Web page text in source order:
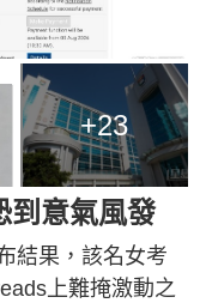
+23
到意氣風發
結果，該名女考
上難掩激動之